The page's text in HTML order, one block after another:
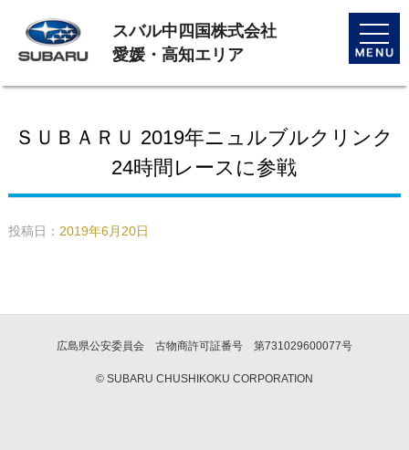
toggle
スバル中四国株式会社
愛媛・高知エリア
ＳＵＢＡＲＵ 2019年ニュルブルクリンク
24時間レースに参戦
投稿日： 2019年6月20日
広島県公安委員会 古物商許可証番号 第731029600077号
© SUBARU CHUSHIKOKU CORPORATION